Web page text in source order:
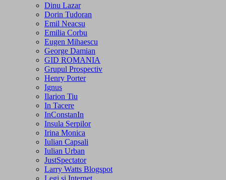
Dinu Lazar
Dorin Tudoran
Emil Neacsu
Emilia Corbu
Eugen Mihaescu
George Damian
GID ROMANIA
Grupul Prospectiv
Henry Porter
Ignus
Ilarion Tiu
In Tacere
InConstanIn
Insula Serpilor
Irina Monica
Iulian Capsali
Iulian Urban
JustSpectator
Larry Watts Blogspot
Legi si Internet